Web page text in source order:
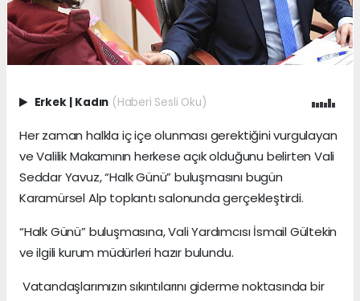
Erkek | Kadın (Haberi Sesli Oku)
Her zaman halkla iç içe olunması gerektiğini vurgulayan
ve Valilik Makamının herkese açık olduğunu belirten Vali
Seddar Yavuz, “Halk Günü” buluşmasını bugün
Karamürsel Alp toplantı salonunda gerçekleştirdi.
“Halk Günü” buluşmasına, Vali Yardımcısı İsmail Gültekin
ve ilgili kurum müdürleri hazır bulundu.
Vatandaşlarımızın sıkıntılarını giderme noktasında bir